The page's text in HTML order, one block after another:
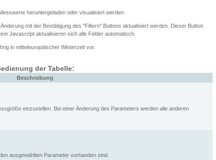
heruntergeladen oder visualisiert werden.
mit der Bestätigung des "Filtern" Buttons aktualisiert werden. Dieser Button
Javascript aktualisieren sich alle Felder automatisch.
in mitteleuropäischer Winterzeit vor.
der Tabelle:
Beschreibung
einzustellen. Bei einer Änderung des Parameters werden alle anderen
ausgewählten Parameter vorhanden sind.